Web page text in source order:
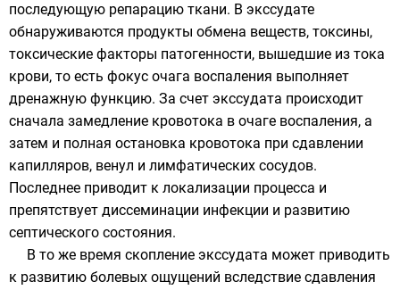
последующую репарацию ткани. В экссудате
обнаруживаются продукты обмена веществ, токсины,
токсические факторы патогенности, вышедшие из тока
крови, то есть фокус очага воспаления выполняет
дренажную функцию. За счет экссудата происходит
сначала замедление кровотока в очаге воспаления, а
затем и полная остановка кровотока при сдавлении
капилляров, венул и лимфатических сосудов.
Последнее приводит к локализации процесса и
препятствует диссеминации инфекции и развитию
септического состояния.
В то же время скопление экссудата может приводить
к развитию болевых ощущений вследствие сдавления